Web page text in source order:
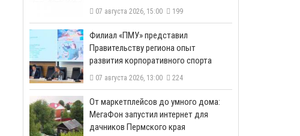
07 августа 2026, 15:00 199
​Филиал «ПМУ» представил
Правительству региона опыт
развития корпоративного спорта
07 августа 2026, 13:00 224
От маркетплейсов до умного дома:
МегаФон запустил интернет для
дачников Пермского края